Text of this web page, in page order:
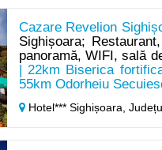
Cazare Revelion
Sighișoara;
panoramă, WIFI, sală
| 22km Biserica
55km Odorheiu
Hotel*** Sighișoara,